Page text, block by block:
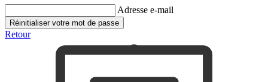
Adresse e-mail
Réinitialiser votre mot de passe
Retour